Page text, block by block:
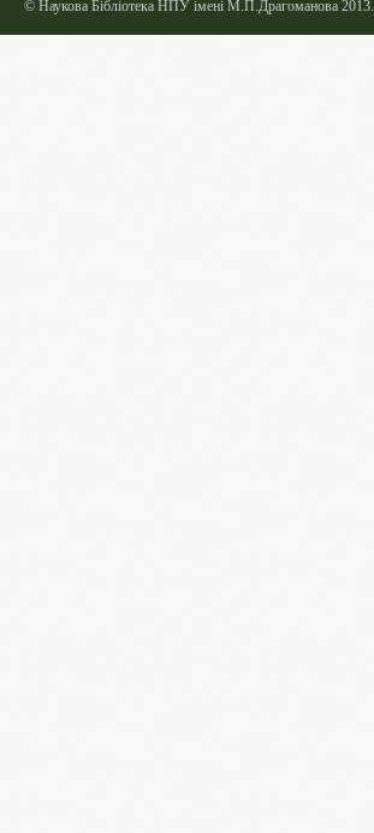
© Наукова Бібліотека НПУ імені М.П.Драгоманова 2013.